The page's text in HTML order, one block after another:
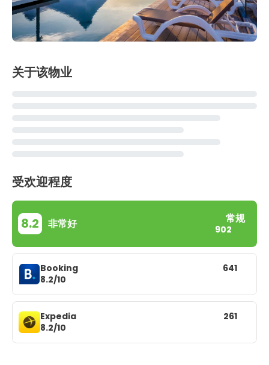
关于该物业
受欢迎程度
8.2 非常好 常规
902
Booking
8.2/10
641
Expedia
8.2/10
261